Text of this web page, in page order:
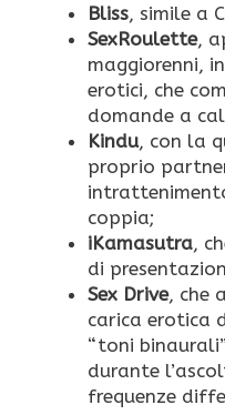
Bliss, simile a
SexRoulette,
maggiorenni,
erotici, che
domande a
Kindu, con la
proprio
coppia;
iKamasutra,
di
Sex Drive, che
carica erotica
“toni
durante
frequenze